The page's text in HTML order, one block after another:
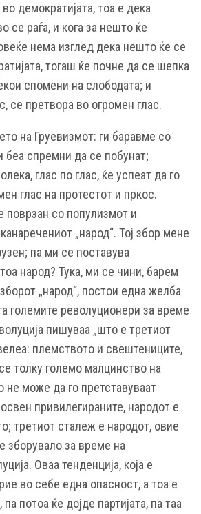
демократијата, тоа е дека
се раѓа, и кога за нешто ќе
нема изглед дека нешто ќе се
тогаш ќе почне да се шепка
спомени на слободата; и
се претвора во огромен глас.
на Груевизмот: ги баравме со
беа спремни да се побунат;
глас по глас, ќе успеат да го
глас на протестот и пркос.
поврзан со популизмот и
„народ“. Тој збор мене
па ми се поставува
народ? Тука, ми се чини, барем
„народ“, постои една желба
големите револуционери за време
пишуваа „што е третиот
племството и свештениците,
толку големо малцинство на
не може да го претставуваат
привилегираните, народот е
третиот сталеж е народот, овие
зборувало за време на
Оваа тенденција, која е
во себе една опасност, а тоа е
потоа ќе дојде партијата, па таа